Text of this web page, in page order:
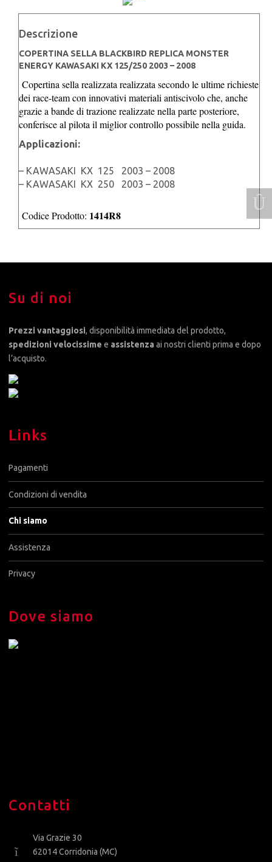
Descrizione
COPERTINA SELLA BLACKBIRD REPLICA MONSTER
ENERGY KAWASAKI KX 125/250 2003 – 2008
Copertina sella realizzata realizzata secondo le ultime richieste
dei race-team con innovativi materiali antiscivolo che, anche
grazie a bande di trazione realizzate nella parte posteriore,
conferisce al pilota il miglior controllo possibile nella guida.
Applicazioni:
– KAWASAKI KX 125 2003 – 2008
– KAWASAKI KX 250 2003 – 2008
Codice Prodotto: 1414R8
Su di noi
Prezzi vantaggiosi, disponibilità immediata del prodotto,
spedizioni velocissime e assistenza ai nostri clienti prima e dopo
l’acquisto.
Links
Pagamenti
Condizioni di vendita
Chi siamo
Assistenza
Privacy
Dove siamo
Contatti
Via Grazie 30
62014 Corridonia (MC)